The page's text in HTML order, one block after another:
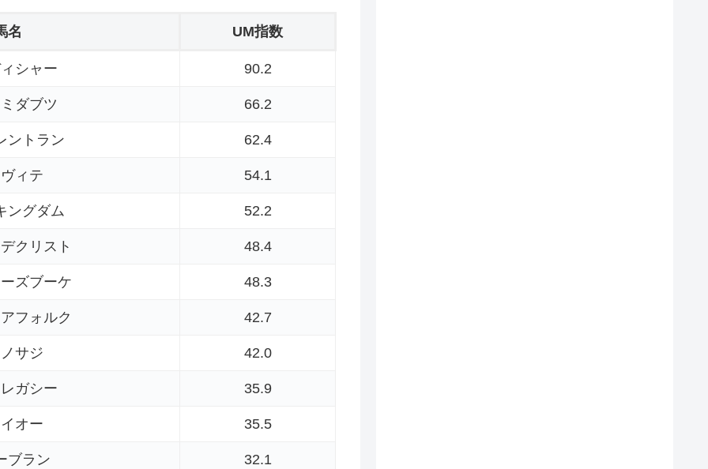
名 UM指数
シャー 90.2
ダブツ 66.2
ントラン 62.4
ィテ 54.1
ングダム 52.2
クリスト 48.4
ズブーケ 48.3
フォルク 42.7
サジ 42.0
ガシー 35.9
オー 35.5
ブラン 32.1